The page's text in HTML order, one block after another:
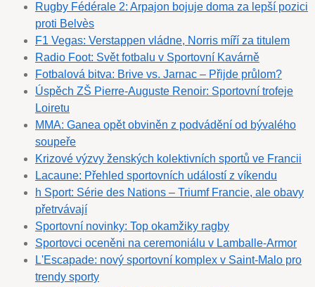
Rugby Fédérale 2: Arpajon bojuje doma za lepší pozici
proti Belvès
F1 Vegas: Verstappen vládne, Norris míří za titulem
Radio Foot: Svět fotbalu v Sportovní Kavárně
Fotbalová bitva: Brive vs. Jarnac – Přijde průlom?
Úspěch ZŠ Pierre-Auguste Renoir: Sportovní trofeje
Loiretu
MMA: Ganea opět obviněn z podvádění od bývalého
soupeře
Krizové výzvy ženských kolektivních sportů ve Francii
Lacaune: Přehled sportovních událostí z víkendu
h Sport: Série des Nations – Triumf Francie, ale obavy
přetrvávají
Sportovní novinky: Top okamžiky ragby
Sportovci oceněni na ceremoniálu v Lamballe-Armor
L'Escapade: nový sportovní komplex v Saint-Malo pro
trendy sporty